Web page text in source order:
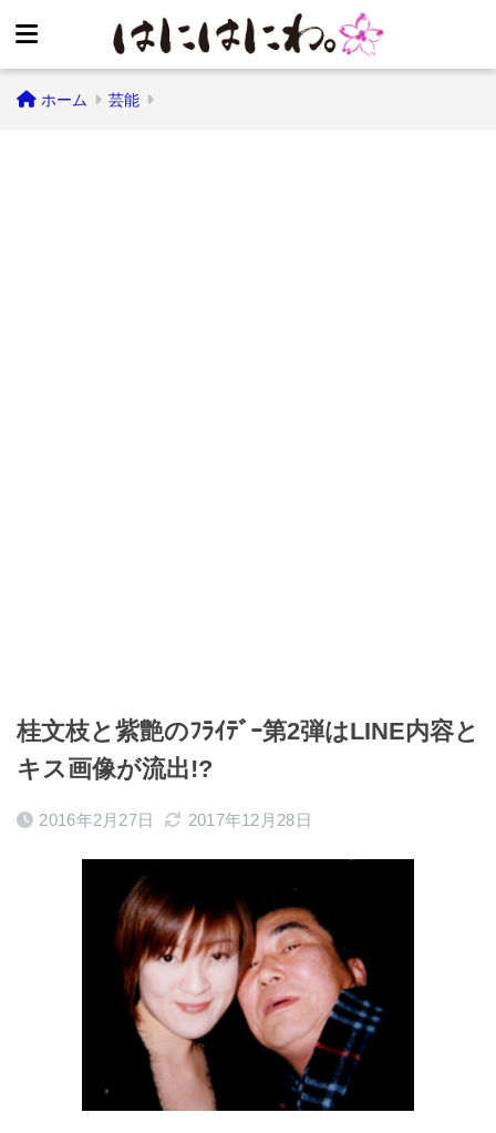
ホーム 芸能
桂文枝と紫艶のﾌﾗｲﾃﾞｰ第2弾はLINE内容と
キス画像が流出!?
2016年2月27日 2017年12月28日